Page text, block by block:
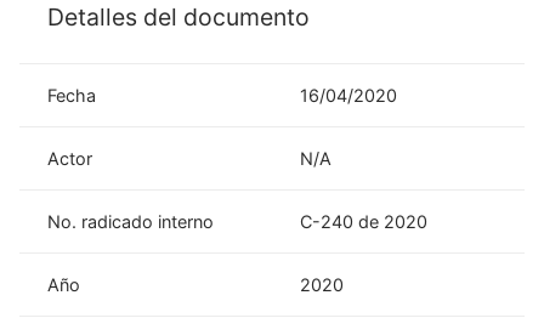
Detalles del documento
Fecha 16/04/2020
Actor N/A
No. radicado interno C-240 de 2020
Año 2020